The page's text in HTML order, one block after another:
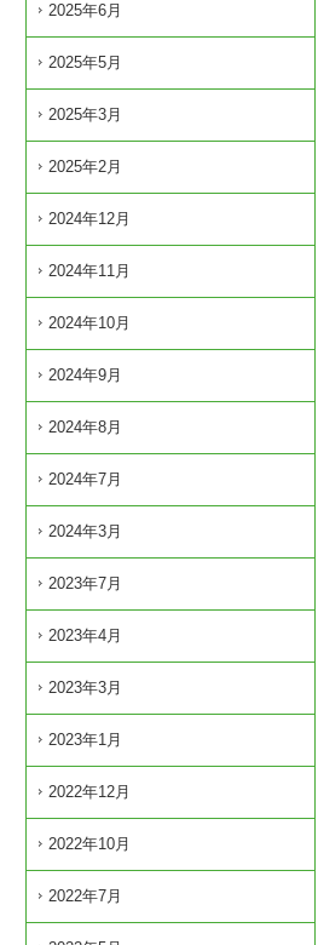
2025年6月
2025年5月
2025年3月
2025年2月
2024年12月
2024年11月
2024年10月
2024年9月
2024年8月
2024年7月
2024年3月
2023年7月
2023年4月
2023年3月
2023年1月
2022年12月
2022年10月
2022年7月